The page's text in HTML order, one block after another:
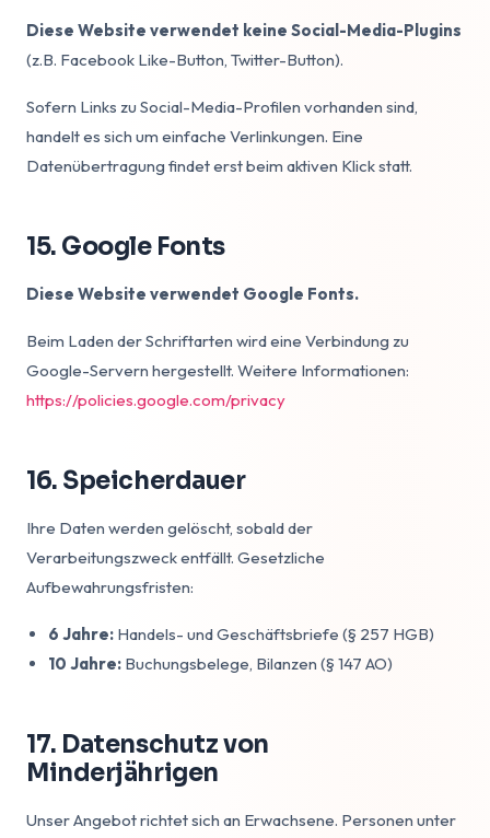
Diese Website verwendet keine Social-Media-Plugins
(z.B. Facebook Like-Button, Twitter-Button).
Sofern Links zu Social-Media-Profilen vorhanden sind,
handelt es sich um einfache Verlinkungen. Eine
Datenübertragung findet erst beim aktiven Klick statt.
15. Google Fonts
Diese Website verwendet Google Fonts.
Beim Laden der Schriftarten wird eine Verbindung zu
Google-Servern hergestellt. Weitere Informationen:
https://policies.google.com/privacy
16. Speicherdauer
Ihre Daten werden gelöscht, sobald der
Verarbeitungszweck entfällt. Gesetzliche
Aufbewahrungsfristen:
6 Jahre: Handels- und Geschäftsbriefe (§ 257 HGB)
10 Jahre: Buchungsbelege, Bilanzen (§ 147 AO)
17. Datenschutz von
Minderjährigen
Unser Angebot richtet sich an Erwachsene. Personen unter